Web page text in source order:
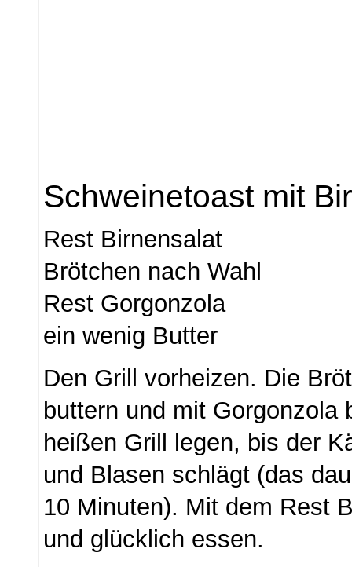
Schweinetoast mit
Rest Birnensalat
Brötchen nach Wahl
Rest Gorgonzola
ein wenig Butter
Den Grill vorheizen. Die
buttern und mit Gorgonzola
heißen Grill legen, bis der
und Blasen schlägt (das
10 Minuten). Mit dem Rest
und glücklich essen.